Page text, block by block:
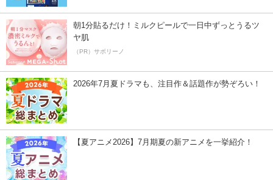
朝1分貼るだけ！ミルクピールで一日中ずっとうるツ
ヤ肌
（PR）サボリーノ
2026年7月夏ドラマも、注目作＆話題作が勢ぞろい！
【夏アニメ2026】7月期夏の新アニメを一挙紹介！